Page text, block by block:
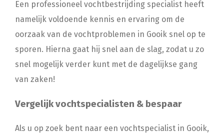
Een professioneel vochtbestrijding specialist heeft
namelijk voldoende kennis en ervaring om de
oorzaak van de vochtproblemen in Gooik snel op te
sporen. Hierna gaat hij snel aan de slag, zodat u zo
snel mogelijk verder kunt met de dagelijkse gang
van zaken!
Vergelijk vochtspecialisten & bespaar
Als u op zoek bent naar een vochtspecialist in Gooik,